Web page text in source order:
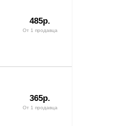
485р.
От 1 продавца
365р.
От 1 продавца